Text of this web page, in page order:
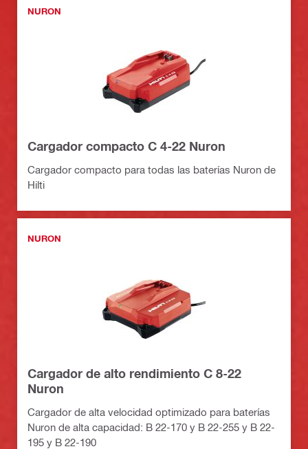
NURON
Cargador compacto C 4-22 Nuron
Cargador compacto para todas las baterías Nuron de
Hilti
NURON
Cargador de alto rendimiento C 8-22
Nuron
Cargador de alta velocidad optimizado para baterías
Nuron de alta capacidad: B 22-170 y B 22-255 y B 22-
195 y B 22-190